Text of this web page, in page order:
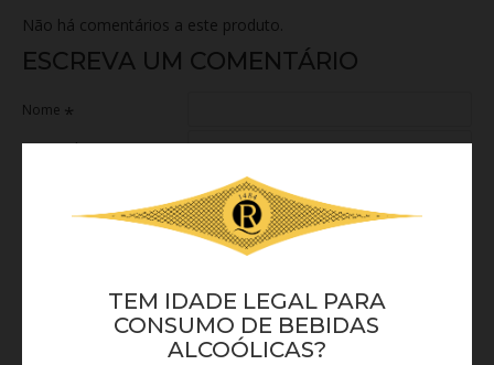
TEM IDADE LEGAL PARA
CONSUMO DE BEBIDAS
ALCOÓLICAS?
Não há comentários a este produto.
ESCREVA UM COMENTÁRIO
Nome
Comentário